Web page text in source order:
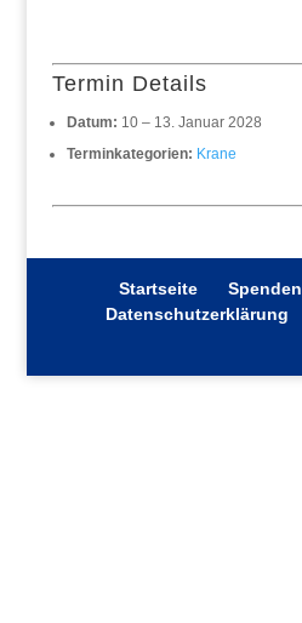
Termin Details
Datum: 10– 13. Januar 2028
Terminkategorien: Krane
Startseite Spenden
Datenschutzerklärung